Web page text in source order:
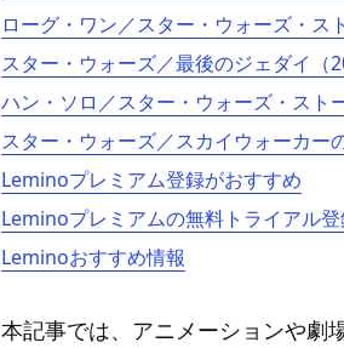
ローグ・ワン／スター・ウォーズ・ス
スター・ウォーズ／最後のジェダイ（
ハン・ソロ／スター・ウォーズ・スト
スター・ウォーズ／スカイウォーカー
Leminoプレミアム登録がおすすめ
Leminoプレミアムの無料トライアル
Leminoおすすめ情報
本記事では、アニメーションや劇